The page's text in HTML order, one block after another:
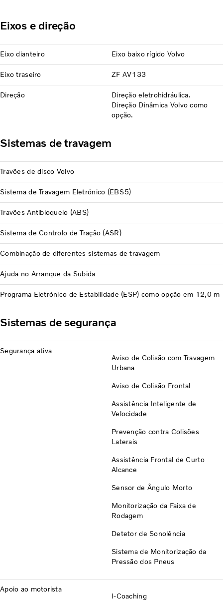
Eixos e direção
Eixo dianteiro Eixo baixo rígido Volvo
Eixo traseiro ZF AV133
Direção
Direção eletrohidráulica.
Direção Dinâmica Volvo como
opção.
Sistemas de travagem
Travões de disco Volvo
Sistema de Travagem Eletrónico (EBS5)
Travões Antibloqueio (ABS)
Sistema de Controlo de Tração (ASR)
Combinação de diferentes sistemas de travagem
Ajuda no Arranque da Subida
Programa Eletrónico de Estabilidade (ESP) como opção em 12,0 m
Sistemas de segurança
Segurança ativa
Aviso de Colisão com Travagem
Urbana
Aviso de Colisão Frontal
Assistência Inteligente de
Velocidade
Prevenção contra Colisões
Laterais
Assistência Frontal de Curto
Alcance
Sensor de Ângulo Morto
Monitorização da Faixa de
Rodagem
Detetor de Sonolência
Sistema de Monitorização da
Pressão dos Pneus
Apoio ao motorista
I-Coaching